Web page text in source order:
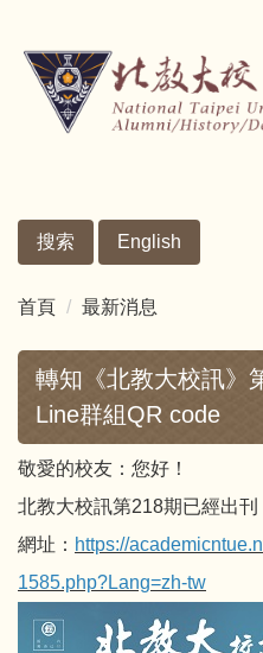
到
搜索 English
首頁 最新消息
轉知《北教大校訊》
Line群組QR code
敬愛的校友：您好！
北教大校訊第218期已經出刊
網址： https://
1585.php?Lang=zh-tw